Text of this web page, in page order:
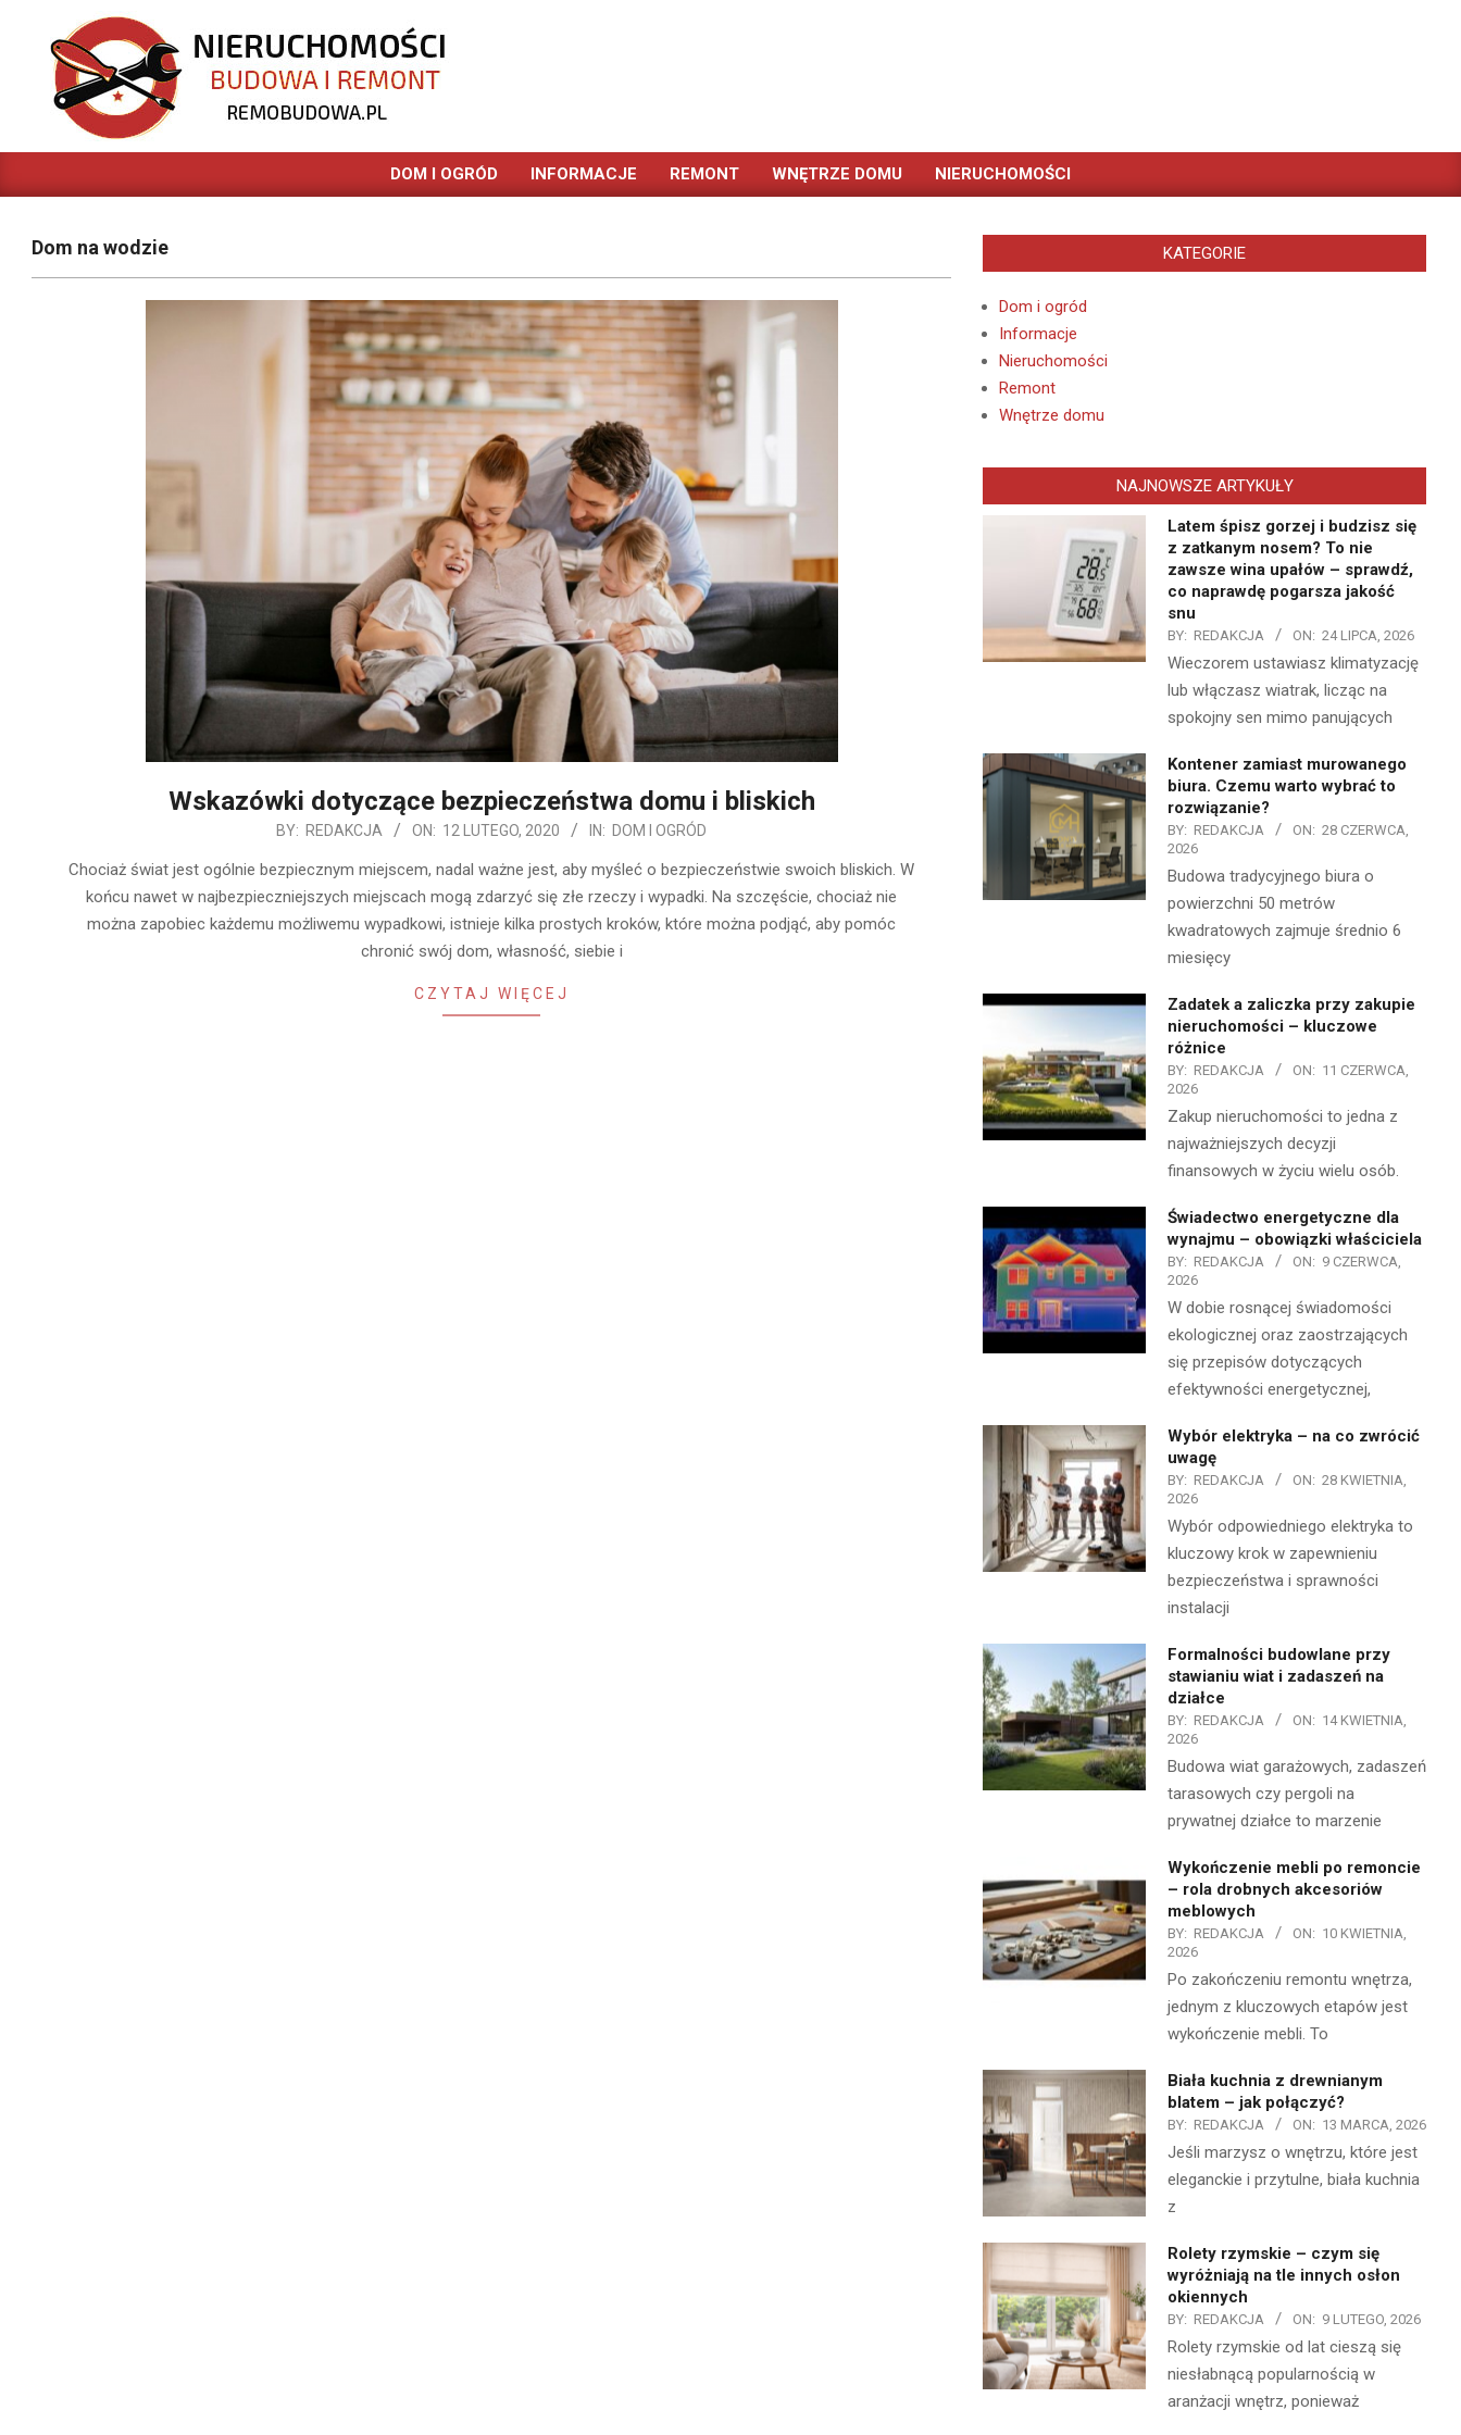
content
REMOBUDOWA.PL
Primary
DOM I OGRÓD INFORMACJE REMONT WNĘTRZE DOMU NIERUCHOMOŚCI
Dom na wodzie
Wskazówki dotyczące bezpieczeństwa domu i bliskich
BY: REDAKCJA ON: 12 LUTEGO, 2020 IN: DOM I OGRÓD
Chociaż świat jest ogólnie bezpiecznym miejscem, nadal ważne jest, aby myśleć o bezpieczeństwie swoich bliskich. W
końcu nawet w najbezpieczniejszych miejscach mogą zdarzyć się złe rzeczy i wypadki. Na szczęście, chociaż nie
można zapobiec każdemu możliwemu wypadkowi, istnieje kilka prostych kroków, które można podjąć, aby pomóc
chronić swój dom, własność, siebie i
CZYTAJ WIĘCEJ
KATEGORIE
Dom i ogród
Informacje
Nieruchomości
Remont
Wnętrze domu
NAJNOWSZE ARTYKUŁY
Latem śpisz gorzej i budzisz się
z zatkanym nosem? To nie
zawsze wina upałów – sprawdź,
co naprawdę pogarsza jakość
snu
BY: REDAKCJA ON: 24 LIPCA, 2026
Wieczorem ustawiasz klimatyzację
lub włączasz wiatrak, licząc na
spokojny sen mimo panujących
Kontener zamiast murowanego
biura. Czemu warto wybrać to
rozwiązanie?
BY: REDAKCJA ON: 28 CZERWCA,
2026
Budowa tradycyjnego biura o
powierzchni 50 metrów
kwadratowych zajmuje średnio 6
miesięcy
Zadatek a zaliczka przy zakupie
nieruchomości – kluczowe
różnice
BY: REDAKCJA ON: 11 CZERWCA,
2026
Zakup nieruchomości to jedna z
najważniejszych decyzji
finansowych w życiu wielu osób.
Świadectwo energetyczne dla
wynajmu – obowiązki właściciela
BY: REDAKCJA ON: 9 CZERWCA,
2026
W dobie rosnącej świadomości
ekologicznej oraz zaostrzających
się przepisów dotyczących
efektywności energetycznej,
Wybór elektryka – na co zwrócić
uwagę
BY: REDAKCJA ON: 28 KWIETNIA,
2026
Wybór odpowiedniego elektryka to
kluczowy krok w zapewnieniu
bezpieczeństwa i sprawności
instalacji
Formalności budowlane przy
stawianiu wiat i zadaszeń na
działce
BY: REDAKCJA ON: 14 KWIETNIA,
2026
Budowa wiat garażowych, zadaszeń
tarasowych czy pergoli na
prywatnej działce to marzenie
Wykończenie mebli po remoncie
– rola drobnych akcesoriów
meblowych
BY: REDAKCJA ON: 10 KWIETNIA,
2026
Po zakończeniu remontu wnętrza,
jednym z kluczowych etapów jest
wykończenie mebli. To
Biała kuchnia z drewnianym
blatem – jak połączyć?
BY: REDAKCJA ON: 13 MARCA, 2026
Jeśli marzysz o wnętrzu, które jest
eleganckie i przytulne, biała kuchnia
z
Rolety rzymskie – czym się
wyróżniają na tle innych osłon
okiennych
BY: REDAKCJA ON: 9 LUTEGO, 2026
Rolety rzymskie od lat cieszą się
niesłabnącą popularnością w
aranżacji wnętrz, ponieważ